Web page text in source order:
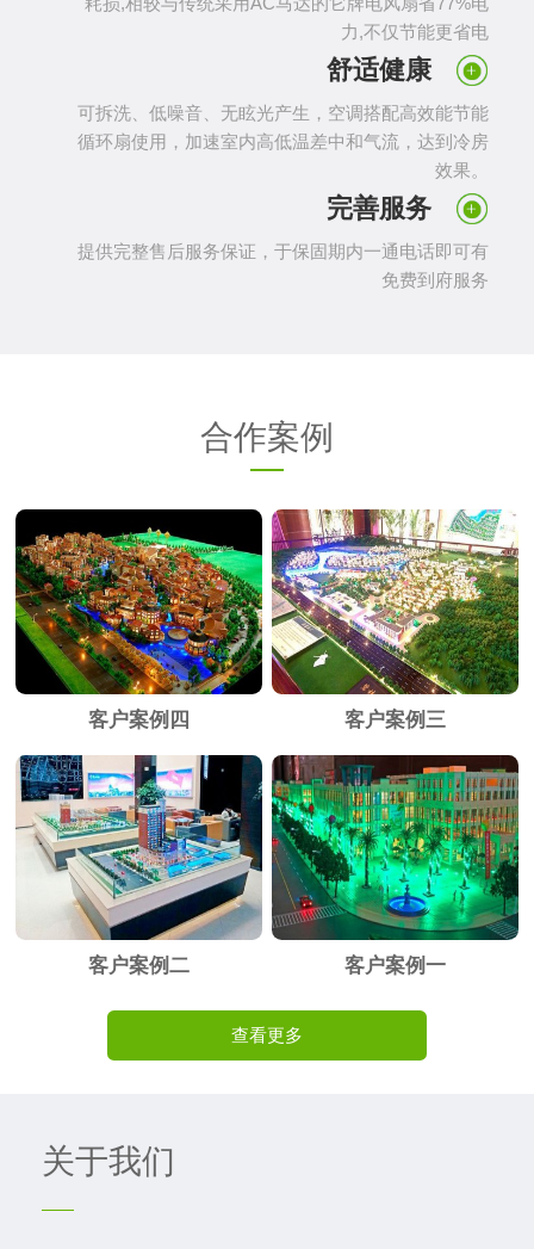
力,不仅节能更省电
舒适健康
可拆洗、低噪音、无眩光产生，空调搭配高效能节能
循环扇使用，加速室内高低温差中和气流，达到冷房
效果。
完善服务
提供完整售后服务保证，于保固期内一通电话即可有
免费到府服务
合作案例
客户案例四 客户案例三
客户案例二 客户案例一
查看更多
关于我们